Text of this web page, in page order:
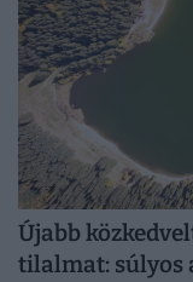
Újabb
tilalmat: súlyos